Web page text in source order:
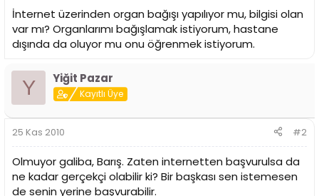
a
t
a
a
r
İnternet üzerinden organ bağışı yapılıyor mu, bilgisi olan
var mı? Organlarımı bağışlamak istiyorum, hastane
dışında da oluyor mu onu öğrenmek istiyorum.
Y Yiğit Pazar
Kayıtlı Üye
25 Kas 2010 #2
Olmuyor galiba, Barış. Zaten internetten başvurulsa da
ne kadar gerçekçi olabilir ki? Bir başkası sen istemesen
de senin yerine başvurabilir.